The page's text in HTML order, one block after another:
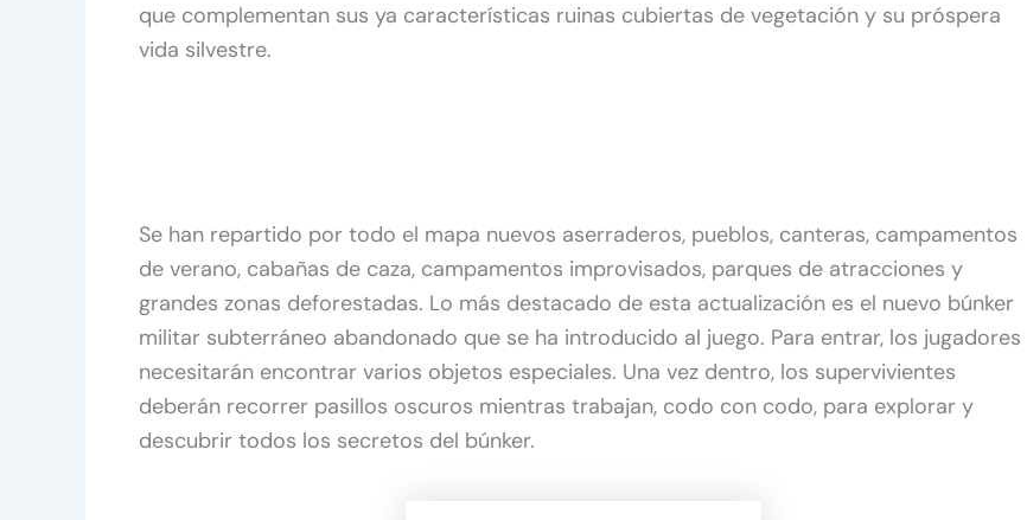
que complementan sus ya características ruinas cubiertas de vegetación y su próspera
vida silvestre.
Se han repartido por todo el mapa nuevos aserraderos, pueblos, canteras, campamentos
de verano, cabañas de caza, campamentos improvisados, parques de atracciones y
grandes zonas deforestadas. Lo más destacado de esta actualización es el nuevo búnker
militar subterráneo abandonado que se ha introducido al juego. Para entrar, los jugadores
necesitarán encontrar varios objetos especiales. Una vez dentro, los supervivientes
deberán recorrer pasillos oscuros mientras trabajan, codo con codo, para explorar y
descubrir todos los secretos del búnker.